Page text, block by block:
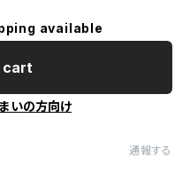
available
cart
いの方向け
通報する